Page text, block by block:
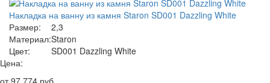
Накладка на ванну из камня Staron SD001 Dazzling White
Размер:
2,3
Материал:Staron
Цвет:
SD001 Dazzling White
Цена:
от97 774 руб.